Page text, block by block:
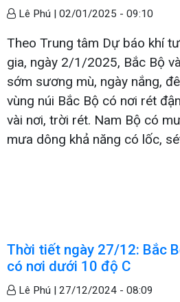
Lê Phú | 02/01/2025 - 09:10
Theo Trung tâm Dự báo khí
gia, ngày 2/1/2025, Bắc Bộ
sớm sương mù, ngày nắng,
vùng núi Bắc Bộ có nơi rét
vài nơi, trời rét. Nam Bộ có
mưa dông khả năng có lốc,
Thời tiết ngày 27/12: Bắc
có nơi dưới 10 độ C
Lê Phú | 27/12/2024 - 08:09